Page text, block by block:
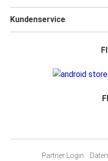
Kundenservice
Partner Login